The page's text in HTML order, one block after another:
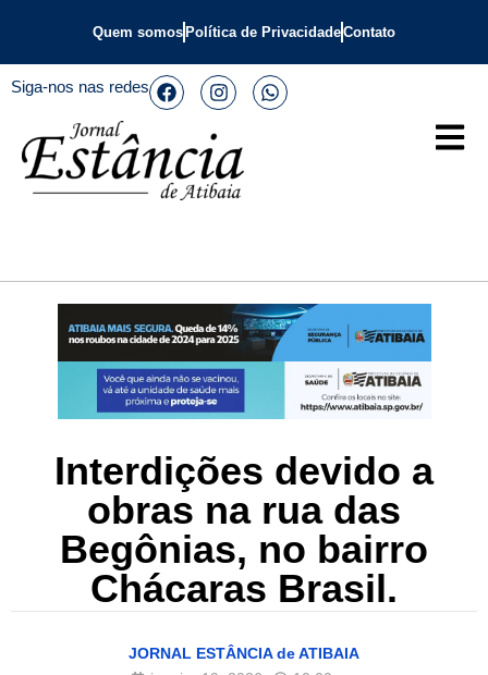
Quem somos Política de PrivacidadeContato
Siga-nos nas redes
Interdições devido a
obras na rua das
Begônias, no bairro
Chácaras Brasil.
JORNAL ESTÂNCIA de ATIBAIA